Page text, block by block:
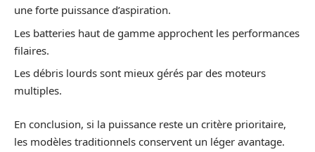
une forte puissance d’aspiration.
Les batteries haut de gamme approchent les performances
filaires.
Les débris lourds sont mieux gérés par des moteurs
multiples.
En conclusion, si la puissance reste un critère prioritaire,
les modèles traditionnels conservent un léger avantage.